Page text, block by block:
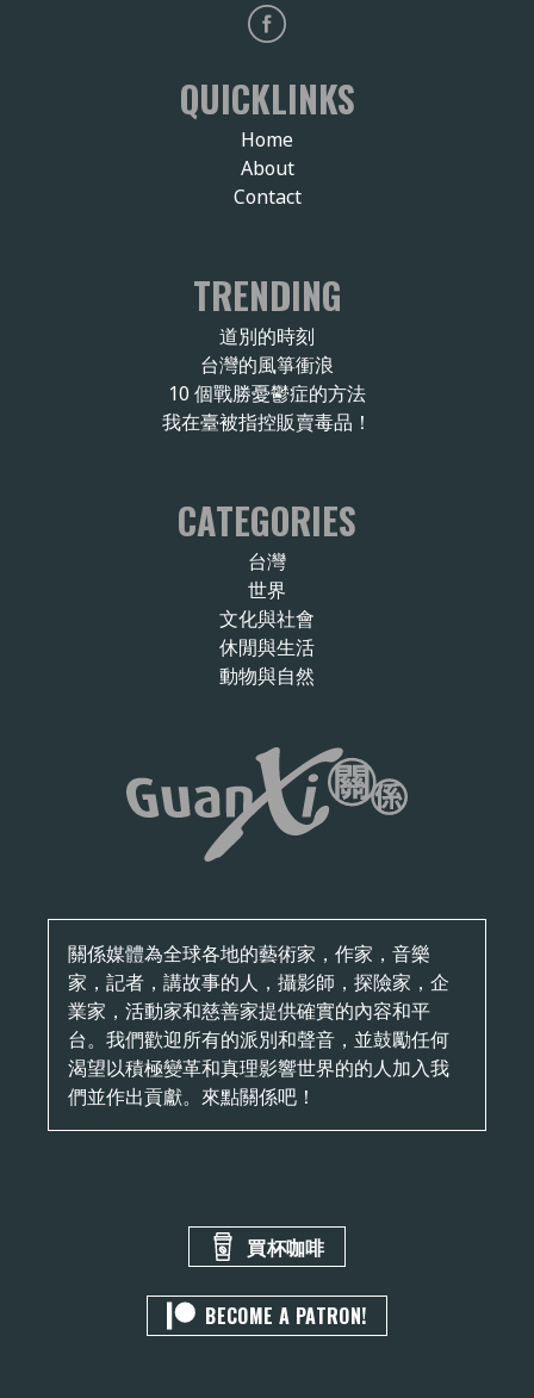
關係媒體為全球各地的藝術家，作家，音樂
家，記者，講故事的人，攝影師，探險家，企
業家，活動家和慈善家提供確實的內容和平
台。我們歡迎所有的派別和聲音，並鼓勵任何
渴望以積極變革和真理影響世界的的人加入我
們並作出貢獻。來點關係吧！
QUICKLINKS
Home
About
Contact
TRENDING
道別的時刻
台灣的風箏衝浪
10 個戰勝憂鬱症的方法
我在臺被指控販賣毒品！
CATEGORIES
台灣
世界
文化與社會
休閒與生活
動物與自然
買杯咖啡
BECOME A PATRON!